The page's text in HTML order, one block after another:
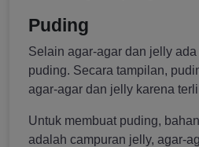
Puding
Selain agar-agar dan jelly
puding. Secara tampilan,
agar-agar dan jelly karena
Untuk membuat puding,
adalah campuran jelly, agar-